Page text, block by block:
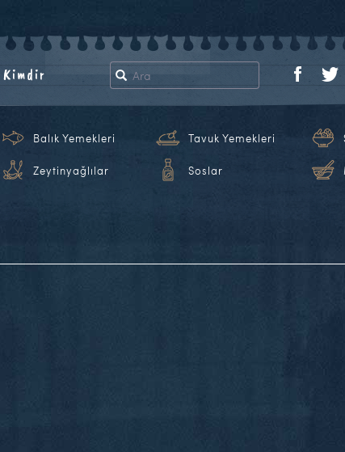
Kimdir
Balık Yemekleri Tavuk Yemekleri
Zeytinyağlılar Soslar